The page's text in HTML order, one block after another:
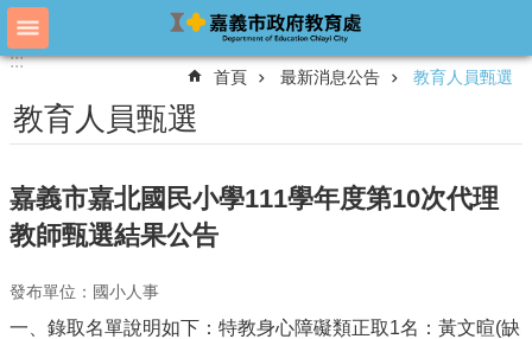
跳到主要內容區塊
進
搜
尋
教
育
概
::::::
首頁 最新消息公告 教育人員甄選
教育人員甄選
嘉義市嘉北國民小學111學年度第10次代理
教師甄選結果公告
發布單位：國小人事
一、錄取名單說明如下：特教身心障礙類正取1名：黃文暄(缺